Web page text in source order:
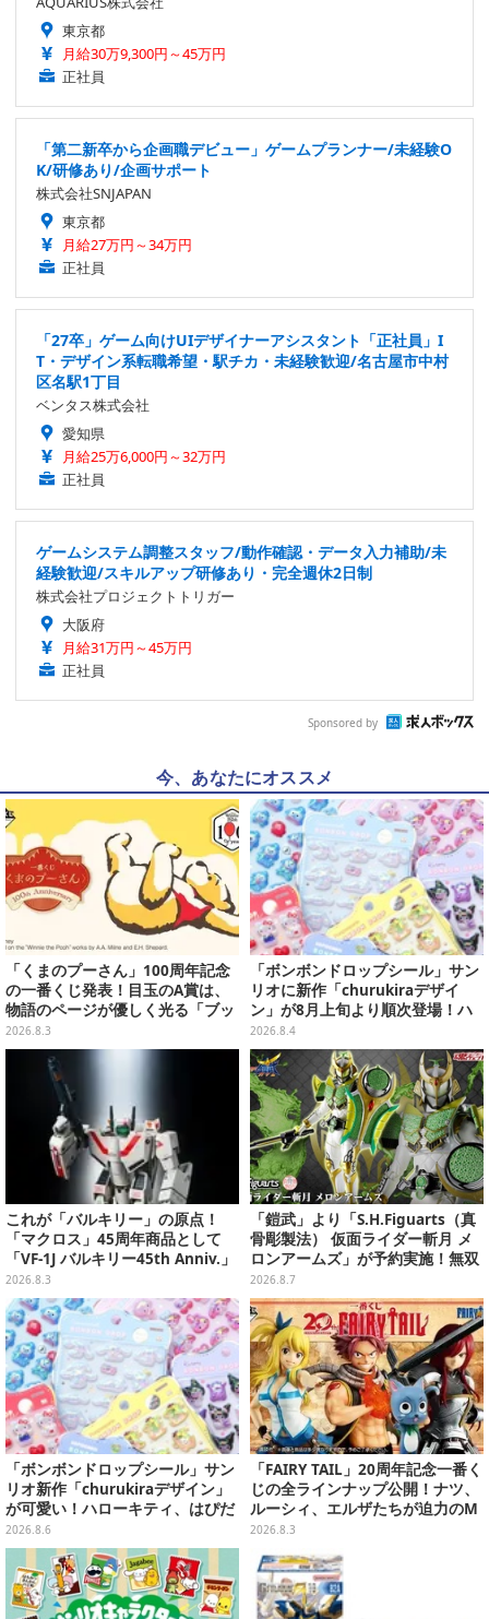
東京都
月給30万9,300円～45万円
正社員
「第二新卒から企画職デビュー」ゲームプランナー/未経験O
K/研修あり/企画サポート
株式会社SNJAPAN
東京都
月給27万円～34万円
正社員
「27卒」ゲーム向けUIデザイナーアシスタント「正社員」I
T・デザイン系転職希望・駅チカ・未経験歓迎/名古屋市中村
区名駅1丁目
ベンタス株式会社
愛知県
月給25万6,000円～32万円
正社員
ゲームシステム調整スタッフ/動作確認・データ入力補助/未
経験歓迎/スキルアップ研修あり・完全週休2日制
株式会社プロジェクトトリガー
大阪府
月給31万円～45万円
正社員
Sponsored by
今、あなたにオススメ
「くまのプーさん」100周年記念
の一番くじ発表！目玉のA賞は、
物語のページが優しく光る「ブッ
クシェイプドライト」
2026.8.3
「ボンボンドロップシール」サン
リオに新作「churukiraデザイ
ン」が8月上旬より順次登場！ハ
ローキティ、はぴだんぶいなど全
8種類
2026.8.4
これが「バルキリー」の原点！
「マクロス」45周年商品として
「VF-1J バルキリー45th Anniv.」
が予約開始
2026.8.3
「鎧武」より「S.H.Figuarts（真
骨彫製法） 仮面ライダー斬月 メ
ロンアームズ」が予約実施！無双
セイバー、メロンディフェンダー
が付属
2026.8.7
「ボンボンドロップシール」サン
リオ新作「churukiraデザイン」
が可愛い！ハローキティ、はぴだ
んぶいなど全8種類が順次展開
2026.8.6
「FAIRY TAIL」20周年記念一番く
じの全ラインナップ公開！ナツ、
ルーシィ、エルザたちが迫力のM
ASTERLISEで初登場
2026.8.3